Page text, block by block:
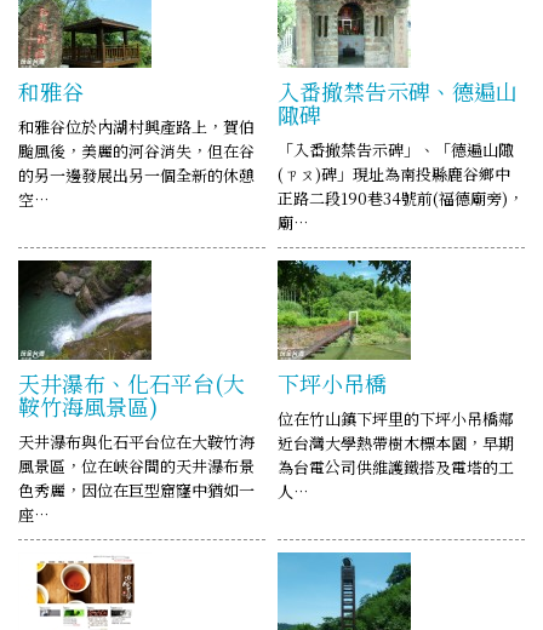
和雅谷
和雅谷位於內湖村興產路上，賀伯
颱風後，美麗的河谷消失，但在谷
的另一邊發展出另一個全新的休憩
空…
入番撤禁告示碑、德遍山
陬碑
「入番撤禁告示碑」、「德遍山陬
(ㄗㄡ)碑」現址為南投縣鹿谷鄉中
正路二段190巷34號前(福德廟旁)，
廟…
天井瀑布、化石平台(大
鞍竹海風景區)
天井瀑布與化石平台位在大鞍竹海
風景區，位在峽谷間的天井瀑布景
色秀麗，因位在巨型窟窿中猶如一
座…
下坪小吊橋
位在竹山鎮下坪里的下坪小吊橋鄰
近台灣大學熱帶樹木標本園，早期
為台電公司供維護鐵搭及電塔的工
人…